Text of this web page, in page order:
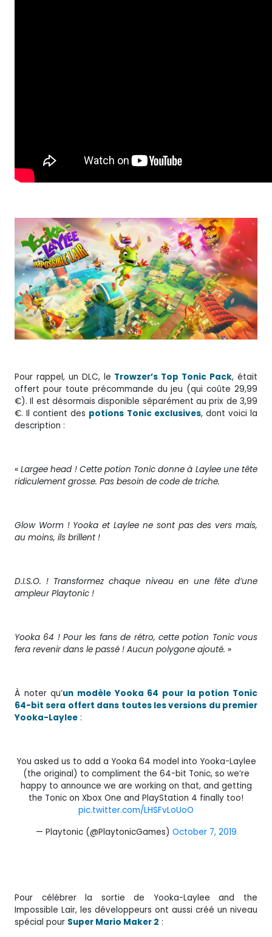
Pour rappel, un DLC, le Trowzer’s Top Tonic Pack, était
offert pour toute précommande du jeu (qui coûte 29,99
€). Il est désormais disponible séparément au prix de 3,99
€. Il contient des potions Tonic exclusives, dont voici la
description :
«Largee head ! Cette potion Tonic donne à Laylee une tête
ridiculement grosse. Pas besoin de code de triche.
Glow Worm ! Yooka et Laylee ne sont pas des vers mais,
au moins, ils brillent !
D.I.S.O. ! Transformez chaque niveau en une fête d’une
ampleur Playtonic !
Yooka 64 ! Pour les fans de rétro, cette potion Tonic vous
fera revenir dans le passé ! Aucun polygone ajouté. »
À noter qu’un modèle Yooka 64 pour la potion Tonic
64-bit sera offert dans toutes les versions du premier
Yooka-Laylee :
You asked us to add a Yooka 64 model into Yooka-Laylee
(the original) to compliment the 64-bit Tonic, so we’re
happy to announce we are working on that, and getting
the Tonic on Xbox One and PlayStation 4 finally too!
pic.twitter.com/LHSFvLoUoO
— Playtonic (@PlaytonicGames) October 7, 2019
Pour célébrer la sortie de Yooka-Laylee and the
Impossible Lair, les développeurs ont aussi créé un niveau
spécial pour Super Mario Maker 2 :